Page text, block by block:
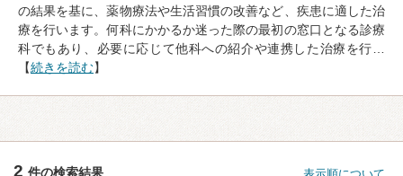
の結果を基に、薬物療法や生活習慣の改善など、疾患に適した治
療を行います。何科にかかるか迷った際の最初の窓口となる診療
科でもあり、必要に応じて他科への紹介や連携した治療を行…
【続きを読む】
2 件の検索結果